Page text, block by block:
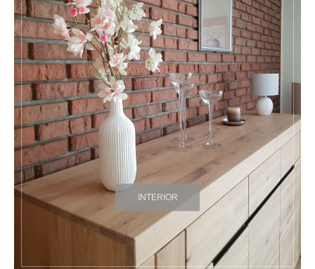
INTERIOR